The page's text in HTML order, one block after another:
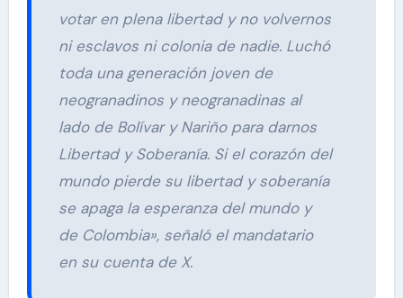
votar en plena libertad y no volvernos
ni esclavos ni colonia de nadie. Luchó
toda una generación joven de
neogranadinos y neogranadinas al
lado de Bolívar y Nariño para darnos
Libertad y Soberanía. Si el corazón del
mundo pierde su libertad y soberanía
se apaga la esperanza del mundo y
de Colombia», señaló el mandatario
en su cuenta de X.